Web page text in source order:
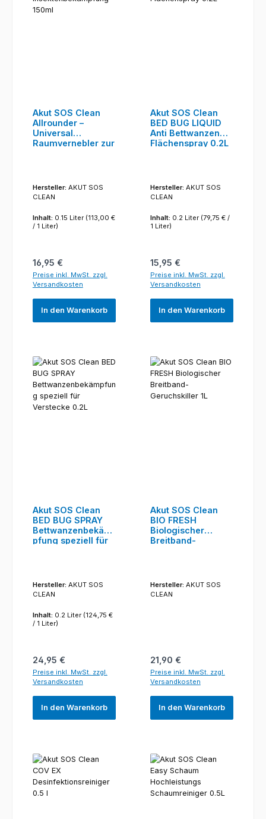
Akut SOS Clean
Allrounder –
Universal
Raumvernebler zur
Hersteller: AKUT SOS
CLEAN
Inhalt: 0.15 Liter (113,00 €
/ 1 Liter)
Regulärer Preis:
16,95 €
Preise inkl. MwSt. zzgl.
Versandkosten
In den Warenkorb
Akut SOS Clean
BED BUG LIQUID
Anti Bettwanzen
Flächenspray 0.2L
Hersteller: AKUT SOS
CLEAN
Inhalt: 0.2 Liter (79,75 € /
1 Liter)
Regulärer Preis:
15,95 €
Preise inkl. MwSt. zzgl.
Versandkosten
In den Warenkorb
Akut SOS Clean
BED BUG SPRAY
Bettwanzenbekäm
pfung speziell für
Hersteller: AKUT SOS
CLEAN
Inhalt: 0.2 Liter (124,75 €
/ 1 Liter)
Regulärer Preis:
24,95 €
Preise inkl. MwSt. zzgl.
Versandkosten
In den Warenkorb
Akut SOS Clean
BIO FRESH
Biologischer
Breitband-
Hersteller: AKUT SOS
CLEAN
Regulärer Preis:
21,90 €
Preise inkl. MwSt. zzgl.
Versandkosten
In den Warenkorb